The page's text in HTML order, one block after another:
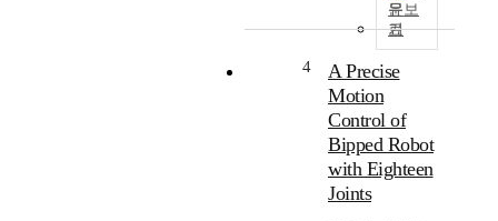
문보
기
4
A Precise
Motion
Control of
Bipped Robot
with Eighteen
Joints